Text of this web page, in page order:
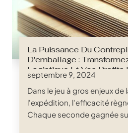
La Puissance Du
D'emballage :
Logistique Et Vos Profits
septembre 9, 2024
Dans le jeu à gros enjeux
l'expédition, l'efficacité
Chaque seconde gagnée